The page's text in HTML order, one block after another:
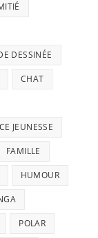
DESSINÉE
CHAT
JEUNESSE
FAMILLE
HUMOUR
POLAR